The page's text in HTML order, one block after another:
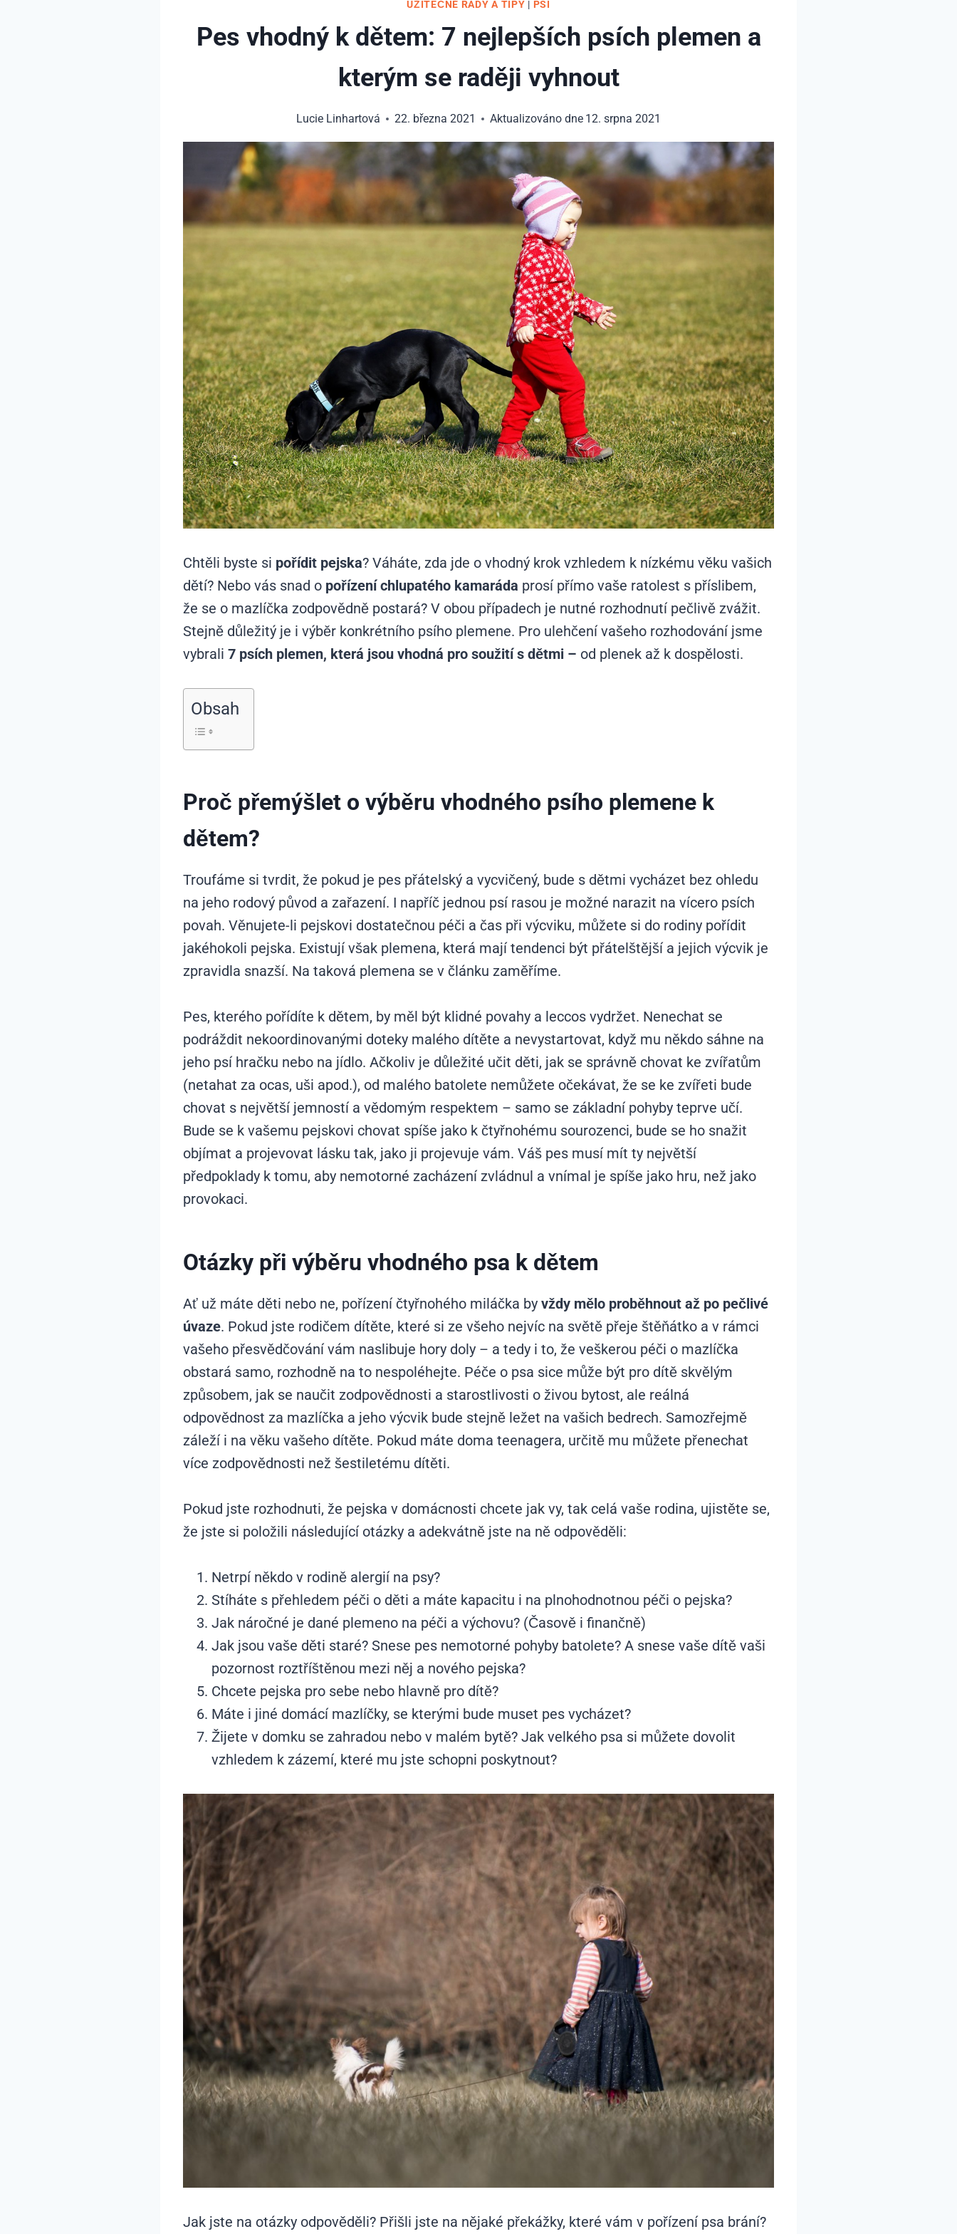
UŽITEČNÉ RADY A TIPY | PSI
Pes vhodný k dětem: 7 nejlepších psích plemen a
kterým se raději vyhnout
Lucie Linhartová 22. března 2021 Aktualizováno dne 12. srpna 2021
Chtěli byste si pořídit pejska? Váháte, zda jde o vhodný krok vzhledem k nízkému věku vašich
dětí? Nebo vás snad o pořízení chlupatého kamaráda prosí přímo vaše ratolest s příslibem,
že se o mazlíčka zodpovědně postará? V obou případech je nutné rozhodnutí pečlivě zvážit.
Stejně důležitý je i výběr konkrétního psího plemene. Pro ulehčení vašeho rozhodování jsme
vybrali 7 psích plemen, která jsou vhodná pro soužití s dětmi – od plenek až k dospělosti.
Obsah
Proč přemýšlet o výběru vhodného psího plemene k
dětem?
Troufáme si tvrdit, že pokud je pes přátelský a vycvičený, bude s dětmi vycházet bez ohledu
na jeho rodový původ a zařazení. I napříč jednou psí rasou je možné narazit na vícero psích
povah. Věnujete-li pejskovi dostatečnou péči a čas při výcviku, můžete si do rodiny pořídit
jakéhokoli pejska. Existují však plemena, která mají tendenci být přátelštější a jejich výcvik je
zpravidla snazší. Na taková plemena se v článku zaměříme.
Pes, kterého pořídíte k dětem, by měl být klidné povahy a leccos vydržet. Nenechat se
podráždit nekoordinovanými doteky malého dítěte a nevystartovat, když mu někdo sáhne na
jeho psí hračku nebo na jídlo. Ačkoliv je důležité učit děti, jak se správně chovat ke zvířatům
(netahat za ocas, uši apod.), od malého batolete nemůžete očekávat, že se ke zvířeti bude
chovat s největší jemností a vědomým respektem – samo se základní pohyby teprve učí.
Bude se k vašemu pejskovi chovat spíše jako k čtyřnohému sourozenci, bude se ho snažit
objímat a projevovat lásku tak, jako ji projevuje vám. Váš pes musí mít ty největší
předpoklady k tomu, aby nemotorné zacházení zvládnul a vnímal je spíše jako hru, než jako
provokaci.
Otázky při výběru vhodného psa k dětem
Ať už máte děti nebo ne, pořízení čtyřnohého miláčka by vždy mělo proběhnout až po pečlivé
úvaze. Pokud jste rodičem dítěte, které si ze všeho nejvíc na světě přeje štěňátko a v rámci
vašeho přesvědčování vám naslibuje hory doly – a tedy i to, že veškerou péči o mazlíčka
obstará samo, rozhodně na to nespoléhejte. Péče o psa sice může být pro dítě skvělým
způsobem, jak se naučit zodpovědnosti a starostlivosti o živou bytost, ale reálná
odpovědnost za mazlíčka a jeho výcvik bude stejně ležet na vašich bedrech. Samozřejmě
záleží i na věku vašeho dítěte. Pokud máte doma teenagera, určitě mu můžete přenechat
více zodpovědnosti než šestiletému dítěti.
Pokud jste rozhodnuti, že pejska v domácnosti chcete jak vy, tak celá vaše rodina, ujistěte se,
že jste si položili následující otázky a adekvátně jste na ně odpověděli:
Netrpí někdo v rodině alergií na psy?
Stíháte s přehledem péči o děti a máte kapacitu i na plnohodnotnou péči o pejska?
Jak náročné je dané plemeno na péči a výchovu? (Časově i finančně)
Jak jsou vaše děti staré? Snese pes nemotorné pohyby batolete? A snese vaše dítě vaši
pozornost roztříštěnou mezi něj a nového pejska?
Chcete pejska pro sebe nebo hlavně pro dítě?
Máte i jiné domácí mazlíčky, se kterými bude muset pes vycházet?
Žijete v domku se zahradou nebo v malém bytě? Jak velkého psa si můžete dovolit
vzhledem k zázemí, které mu jste schopni poskytnout?
Jak jste na otázky odpověděli? Přišli jste na nějaké překážky, které vám v pořízení psa brání?